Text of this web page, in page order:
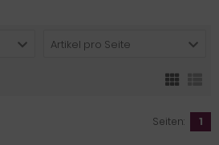
Artikel pro Seite
Seiten: 1